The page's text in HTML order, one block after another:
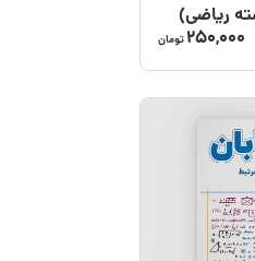
ریاضی)
250,000 تومان